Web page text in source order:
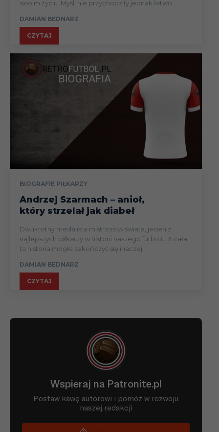
swoim życiu. Myśli nie przychodziły jednak łatwo...
DAMIAN BEDNARZ
CZYTAJ
BIOGRAFIE PIŁKARZY
Andrzej Szarmach – anioł,
który strzelał jak diabeł
Dwukrotny medalista mistrzostw świata, jeden z
najlepszych piłkarzy w historii naszego futbolu. A cała
ta historia mogła zakończyć się inaczej
DAMIAN BEDNARZ
CZYTAJ